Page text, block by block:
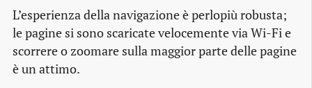
L’esperienza della navigazione è perlopiù robusta;
le pagine si sono scaricate velocemente via Wi-Fi e
scorrere o zoomare sulla maggior parte delle pagine
è un attimo.